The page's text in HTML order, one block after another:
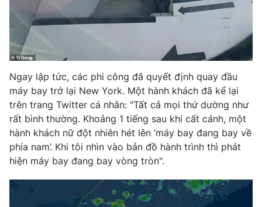
VTV Money
VTV Sức khoẻ Bất động sản
Thị trường 24h Tấm lòng Việt
VTV4 Vươn mình bằng AI
VTV9 VTV8
Liên hệ tòa soạn English
Ngay lập tức, các phi công đã quyết định quay đầu
máy bay trở lại New York. Một hành khách đã kể lại
trên trang Twitter cá nhân: "Tất cả mọi thứ dường như
rất bình thường. Khoảng 1 tiếng sau khi cất cánh, một
hành khách nữ đột nhiên hét lên ‘máy bay đang bay về
phía nam’. Khi tôi nhìn vào bản đồ hành trình thì phát
hiện máy bay đang bay vòng tròn".